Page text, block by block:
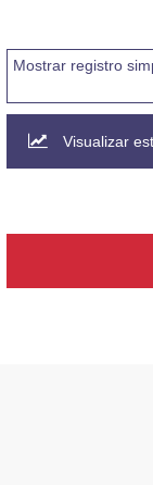
Mostrar registro
Visualizar